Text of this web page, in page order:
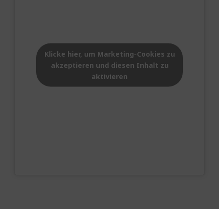
Klicke hier, um Marketing-Cookies zu
akzeptieren und diesen Inhalt zu
aktivieren